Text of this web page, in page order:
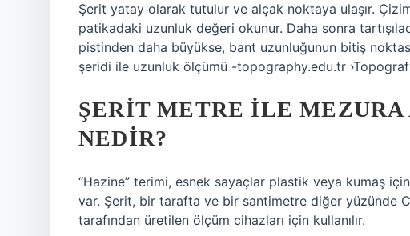
Şerit yatay olarak tutulur ve alçak noktaya ulaşır.
patikadaki uzunluk değeri okunur. Daha sonra
pistinden daha büyükse, bant uzunluğunun bitiş
şeridi ile uzunluk ölçümü -topography.edu.tr
ŞERIT METRE ILE
NEDIR?
“Hazine” terimi, esnek sayaçlar plastik veya kumaş
var. Şerit, bir tarafta ve bir santimetre diğer yüzünde
tarafından üretilen ölçüm cihazları için kullanılır.